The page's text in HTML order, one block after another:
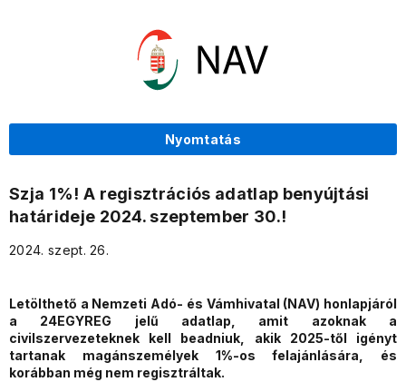
Nyomtatás
Szja 1%! A regisztrációs adatlap benyújtási
határideje 2024. szeptember 30.!
2024. szept. 26.
Letölthető a Nemzeti Adó- és Vámhivatal (NAV) honlapjáról
a 24EGYREG jelű adatlap, amit azoknak a
civilszervezeteknek kell beadniuk, akik 2025-től igényt
tartanak magánszemélyek 1%-os felajánlására, és
korábban még nem regisztráltak.